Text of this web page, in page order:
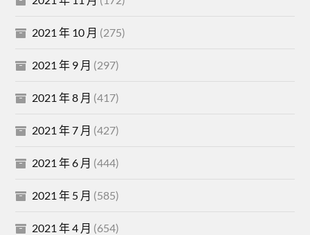
2021 年 10 月 (275)
2021 年 9 月 (297)
2021 年 8 月 (417)
2021 年 7 月 (427)
2021 年 6 月 (444)
2021 年 5 月 (585)
2021 年 4 月 (654)